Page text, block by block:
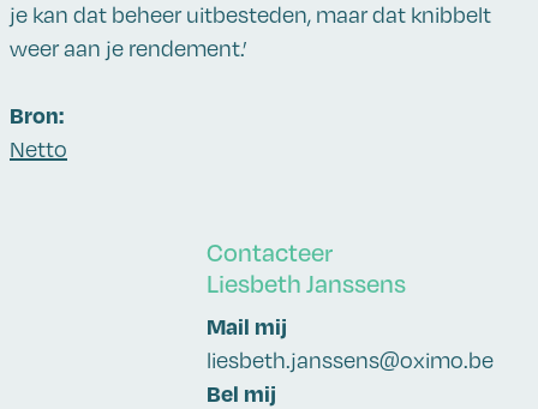
je kan dat beheer uitbesteden, maar dat knibbelt
weer aan je rendement.’
Bron:
Netto
Contacteer
Liesbeth Janssens
Mail mij
liesbeth.janssens@oximo.be
Bel mij